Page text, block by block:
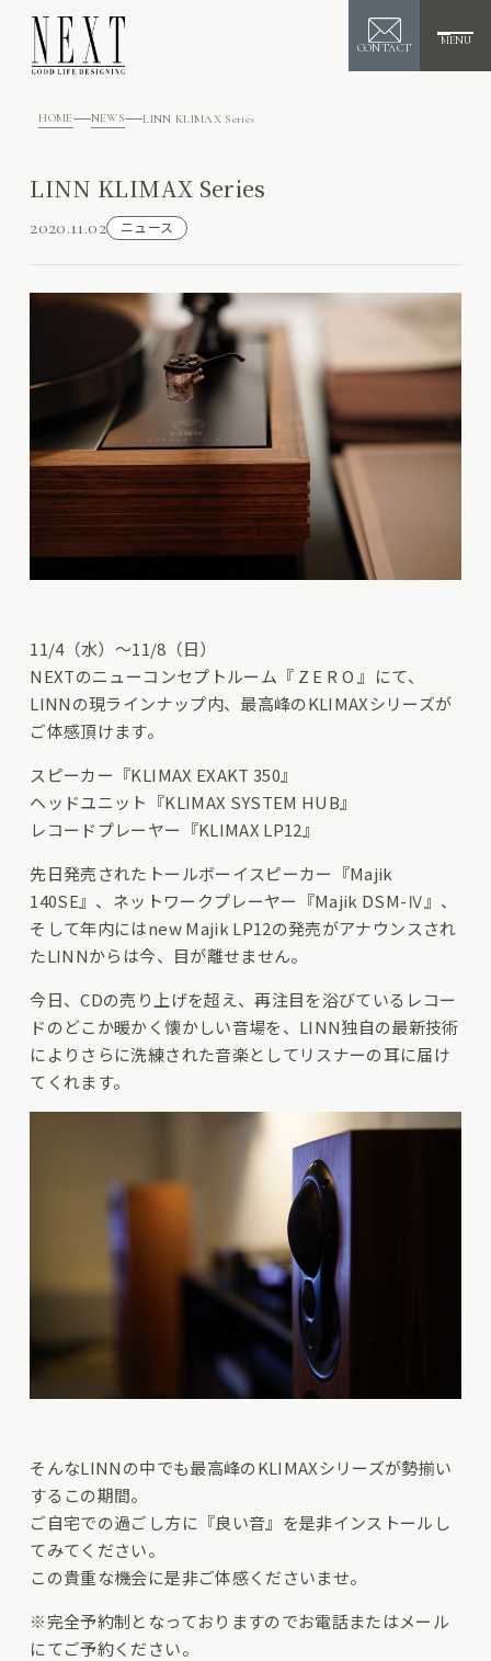
CONTACT
MENU
HOME NEWS LINN KLIMAX Series
LINN KLIMAX Series
2020.11.02 ニュース
11/4（水）〜11/8（日）
NEXTのニューコンセプトルーム『 Z E R O 』にて、
LINNの現ラインナップ内、最高峰のKLIMAXシリーズが
ご体感頂けます。
スピーカー『KLIMAX EXAKT 350』
ヘッドユニット『KLIMAX SYSTEM HUB』
レコードプレーヤー『KLIMAX LP12』
先日発売されたトールボーイスピーカー『Majik
140SE』、ネットワークプレーヤー『Majik DSM-Ⅳ』、
そして年内にはnew Majik LP12の発売がアナウンスされ
たLINNからは今、目が離せません。
今日、CDの売り上げを超え、再注目を浴びているレコー
ドのどこか暖かく懐かしい音場を、LINN独自の最新技術
によりさらに洗練された音楽としてリスナーの耳に届け
てくれます。
そんなLINNの中でも最高峰のKLIMAXシリーズが勢揃い
するこの期間。
ご自宅での過ごし方に『良い音』を是非インストールし
てみてください。
この貴重な機会に是非ご体感くださいませ。
※完全予約制となっておりますのでお電話またはメール
にてご予約ください。